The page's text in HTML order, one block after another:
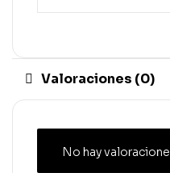
Valoraciones (0)
No hay